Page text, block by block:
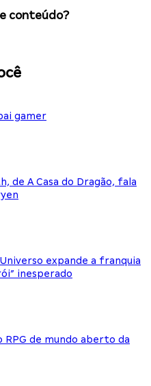
conteúdo?
gamer
de A Casa do Dragão, fala
expande a franquia
inesperado
RPG de mundo aberto da